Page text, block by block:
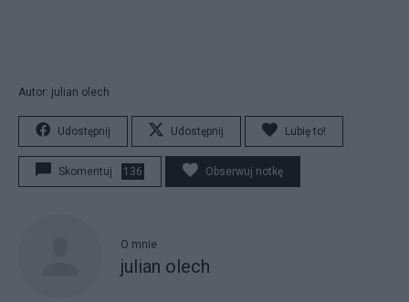
Autor: julian olech
Udostępnij Udostępnij Lubię to!
Skomentuj 136 Obserwuj notkę
O mnie
julian olech